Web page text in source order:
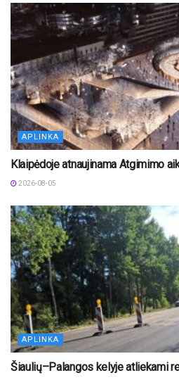
APLINKA
Klaipėdoje atnaujinama Atgimimo
2026-08-05
APLINKA
Šiaulių–Palangos kelyje atliekami